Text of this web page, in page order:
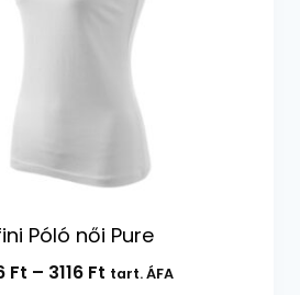
Póló női Pure
Ft – 3116 FtÁrtartomány:
tart. ÁFA